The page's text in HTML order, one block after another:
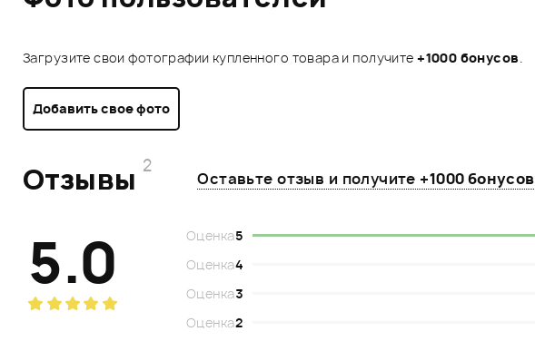
Загрузите свои фотографии купленного товара и получите+1000 бонусов.
Добавить свое фото
Отзывы 2
Оставьте отзыв и получите +1000 бонусов
5.0 Оценка5
Оценка4
Оценка3
Оценка2